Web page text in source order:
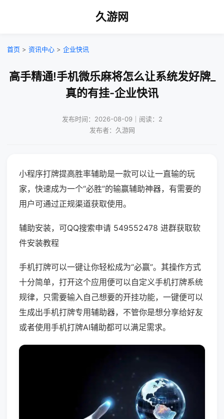
久游网
首页 > 资讯中心 > 企业快讯
高手精通!手机微乐麻将怎么让系统发好牌_
真的有挂-企业快讯
发布时间：2026-08-09｜阅读：2
发布者：久游网
小程序打牌提高胜率辅助是一款可以让一直输的玩
家，快速成为一个“必胜”的输赢辅助神器，有需要的
用户可通过正规渠道获取使用。
辅助安装，可QQ搜索申请 549552478 进群获取软
件安装教程
手机打牌可以一键让你轻松成为“必赢”。其操作方式
十分简单，打开这个应用便可以自定义手机打牌系统
规律，只需要输入自己想要的开挂功能，一键便可以
生成出手机打牌专用辅助器，不管你是想分享给好友
或者使用手机打牌AI辅助都可以满足需求。